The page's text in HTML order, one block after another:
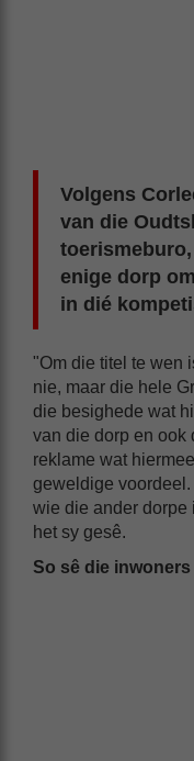
Volgens
van die
enige dorp
in dié
"Om die titel te wen
nie, maar die hele
die besighede wat
van die dorp en ook
reklame wat
geweldige
wie die ander dorpe
het sy gesê.
So sê die inwoners